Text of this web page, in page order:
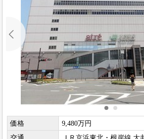
価格
9,480万円